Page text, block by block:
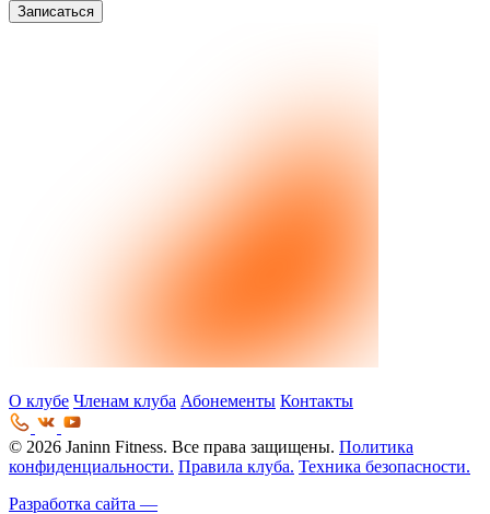
Записаться
О клубе Членам клуба Абонементы Контакты
© 2026 Janinn Fitness. Все права защищены. Политика
конфиденциальности. Правила клуба. Техника безопасности.
Разработка сайта —